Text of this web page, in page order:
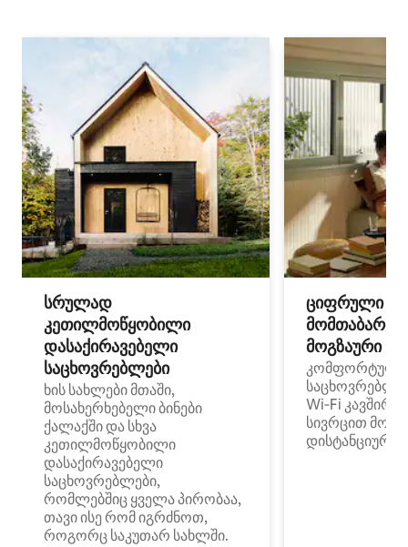
სრულად
კეთილმოწყობილი
დასაქირავებელი
საცხოვრებლები
ხის სახლები მთაში,
მოსახერხებელი ბინები
ქალაქში და სხვა
კეთილმოწყობილი
დასაქირავებელი
საცხოვრებლები,
რომლებშიც ყველა პირობაა,
თავი ისე რომ იგრძნოთ,
როგორც საკუთარ სახლში.
ციფრული
მოგზაური
კომფორტული
Wi‑Fi
სივრცით
დისტანციური